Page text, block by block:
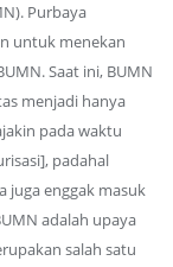
Purbaya
untuk menekan
Saat ini, BUMN
menjadi hanya
pada waktu
padahal
juga enggak masuk
adalah upaya
salah satu